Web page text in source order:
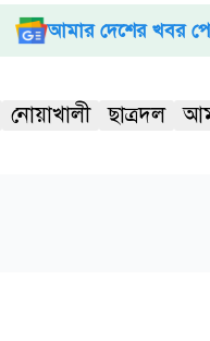
আমার দেশের খবর
নোয়াখালী ছাত্রদল